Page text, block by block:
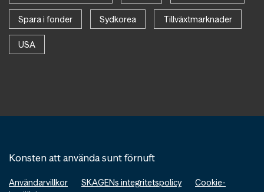
Spara i fonder Sydkorea Tillväxtmarknader
USA
Konsten att använda sunt förnuft
Användarvillkor SKAGENs integritetspolicy
Cookie-